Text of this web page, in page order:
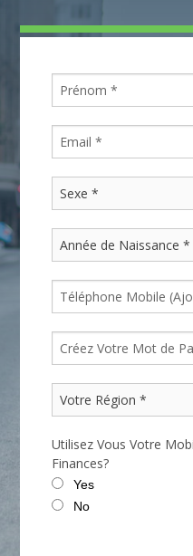
Utilisez Vous Votre
Finances?
Yes
No